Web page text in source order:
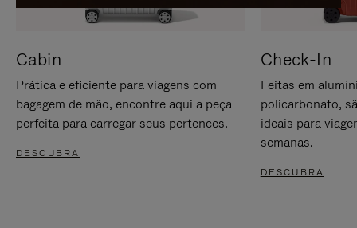
Cabin
Prática e eficiente para viagens com
bagagem de mão, encontre aqui a peça
perfeita para carregar seus pertences.
DESCUBRA
Check-In
Feitas em
policarbonato,
ideais para
semanas.
DESCUBRA